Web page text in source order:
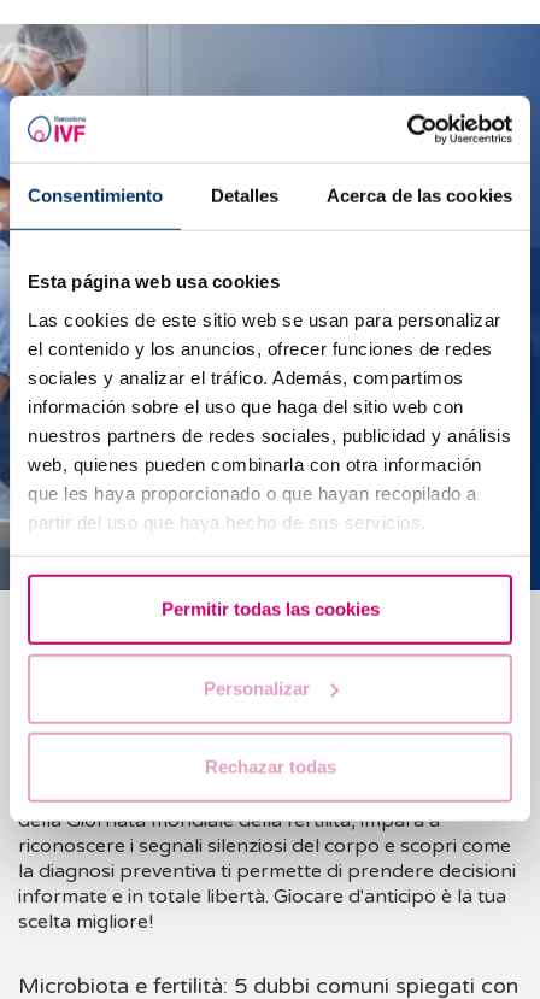
Consentimiento Detalles Acerca de las cookies
Esta página web usa cookies
Las cookies de este sitio web se usan para personalizar
el contenido y los anuncios, ofrecer funciones de redes
sociales y analizar el tráfico. Además, compartimos
información sobre el uso que haga del sitio web con
nuestros partners de redes sociales, publicidad y análisis
web, quienes pueden combinarla con otra información
que les haya proporcionado o que hayan recopilado a
partir del uso que haya hecho de sus servicios.
Permitir todas las cookies
Personalizar
Rechazar todas
Entra a far parte del nostro team!
dei nostri trattamenti e per il nostro impegno verso
l’eccellenza.
Inviaci il tuo CV se vuoi formarti con noi e aiutare
tante donne a realizzare i loro sogni.
INVIA IL TUO CURRICULUM
Blog
Fertilità in positivo: segnali per capire se tutto va
bene (e quando è opportuno intervenire)
Prendersi cura della salute riproduttiva va ben oltre il
desiderio di una gravidanza immediata. In occasione
della Giornata mondiale della fertilità, impara a
riconoscere i segnali silenziosi del corpo e scopri come
la diagnosi preventiva ti permette di prendere decisioni
informate e in totale libertà. Giocare d'anticipo è la tua
scelta migliore!
Microbiota e fertilità: 5 dubbi comuni spiegati con